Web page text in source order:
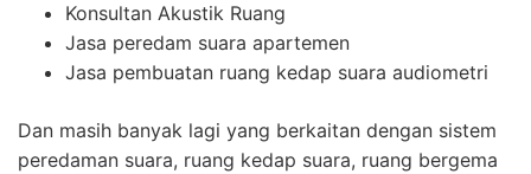
Konsultan Akustik Ruang
Jasa peredam suara apartemen
Jasa pembuatan ruang kedap suara audiometri
Dan masih banyak lagi yang berkaitan dengan sistem
peredaman suara, ruang kedap suara, ruang bergema